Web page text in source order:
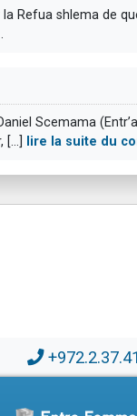
shlema de
Scemama
lire la suite du